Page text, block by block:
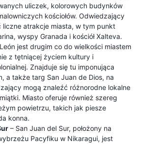
uliczek, kolorowych budynków
kościołów. Odwiedzający
liczne atrakcje miasta, w tym punkt
wyspy Granada i kościół Xalteva.
jest drugim co do wielkości miastem
z tętniącej życiem kultury i
Znajduje się tu imponująca
a także targ San Juan de Dios, na
mogą znaleźć różnorodne lokalne
Miasto oferuje również szereg
powietrzu, takich jak piesze
konna.
– San Juan del Sur, położony na
Pacyfiku w Nikaragui, jest